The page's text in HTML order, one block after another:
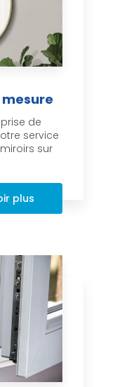
de
service
sur
plus